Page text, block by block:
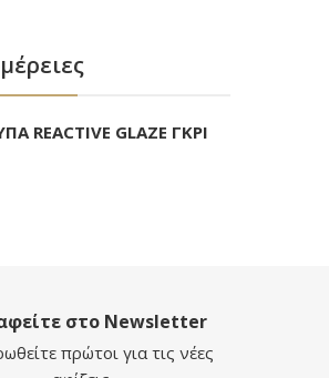
REACTIVE GLAZE ΓΚΡΙ
στο Newsletter
πρώτοι για τις νέες